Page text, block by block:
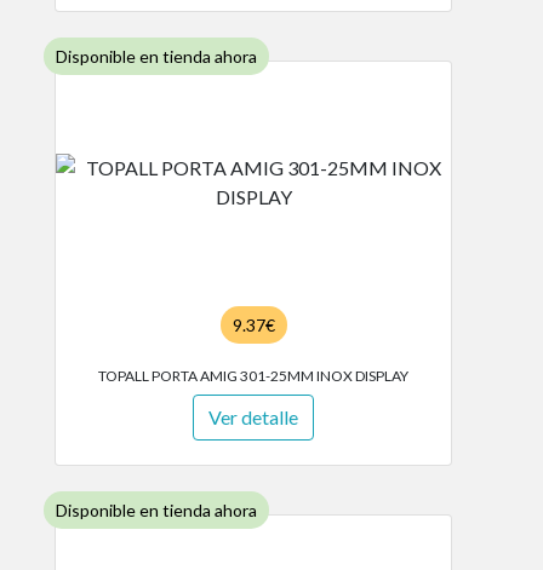
Disponible en tienda ahora
9.37€
TOPALL PORTA AMIG 301-25MM INOX DISPLAY
Ver detalle
Disponible en tienda ahora